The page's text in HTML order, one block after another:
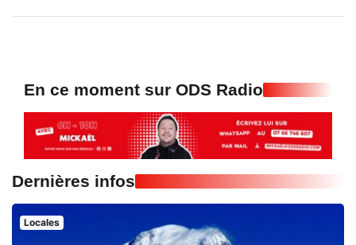
En ce moment sur ODS Radio
Dernières infos
Locales